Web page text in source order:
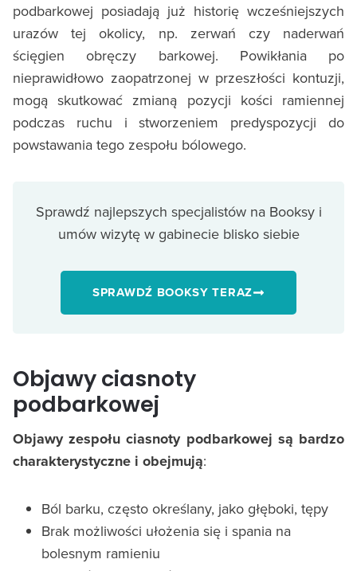
podbarkowej posiadają już historię wcześniejszych
urazów tej okolicy, np. zerwań czy naderwań
ścięgien obręczy barkowej. Powikłania po
nieprawidłowo zaopatrzonej w przeszłości kontuzji,
mogą skutkować zmianą pozycji kości ramiennej
podczas ruchu i stworzeniem predyspozycji do
powstawania tego zespołu bólowego.
Sprawdź najlepszych specjalistów na Booksy i
umów wizytę w gabinecie blisko siebie
SPRAWDŹ BOOKSY TERAZ
Objawy ciasnoty
podbarkowej
Objawy zespołu ciasnoty podbarkowej są bardzo
charakterystyczne i obejmują:
Ból barku, często określany, jako głęboki, tępy
Brak możliwości ułożenia się i spania na
bolesnym ramieniu